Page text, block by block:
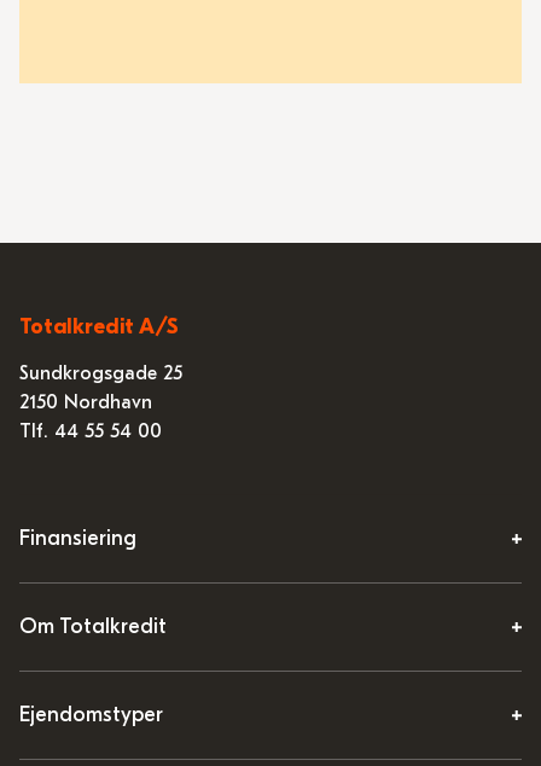
Totalkredit A/S
Sundkrogsgade 25
2150 Nordhavn
Tlf. 44 55 54 00
Finansiering
Om Totalkredit
Ejendomstyper